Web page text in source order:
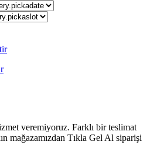
veremiyoruz. Farklı bir teslimat
mağazamızdan Tıkla Gel Al siparişi